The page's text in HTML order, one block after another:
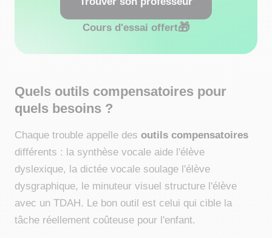
Cours d'essai offert🎁
Quels outils compensatoires pour
quels besoins ?
Chaque trouble appelle des outils compensatoires
différents : la synthèse vocale aide l'élève
dyslexique, la dictée vocale soulage l'élève
dysgraphique, le minuteur visuel structure l'élève
avec un TDAH. Le bon outil est celui qui cible la
tâche réellement coûteuse pour l'enfant.